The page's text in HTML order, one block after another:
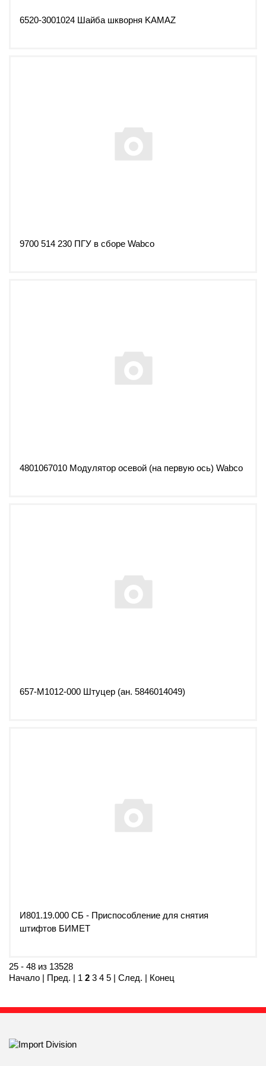
6520-3001024 Шайба шкворня KAMAZ
9700 514 230 ПГУ в сборе Wabco
4801067010 Модулятор осевой (на первую ось) Wabco
657-М1012-000 Штуцер (ан. 5846014049)
И801.19.000 СБ - Приспособление для снятия
штифтов БИМЕТ
25 - 48 из 13528
Начало | Пред. | 1 2 3 4 5 | След. | Конец